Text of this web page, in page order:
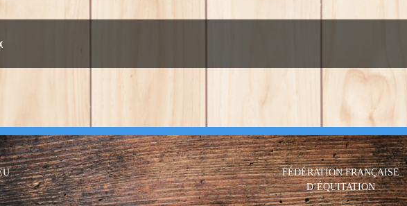
FÉDÉRATION FRANÇAISE
D’ÉQUITATION